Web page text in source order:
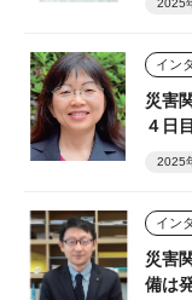
2025
災害
４日
2025
災害
備は